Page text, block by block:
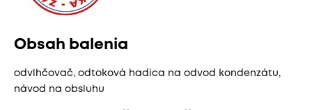
Obsah balenia
odvlhčovač, odtoková hadica na odvod kondenzátu,
návod na obsluhu